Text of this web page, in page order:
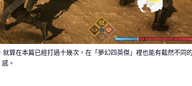
算在本篇已經打過十幾次，在「夢幻四英傑」裡也能有截然不同
感。